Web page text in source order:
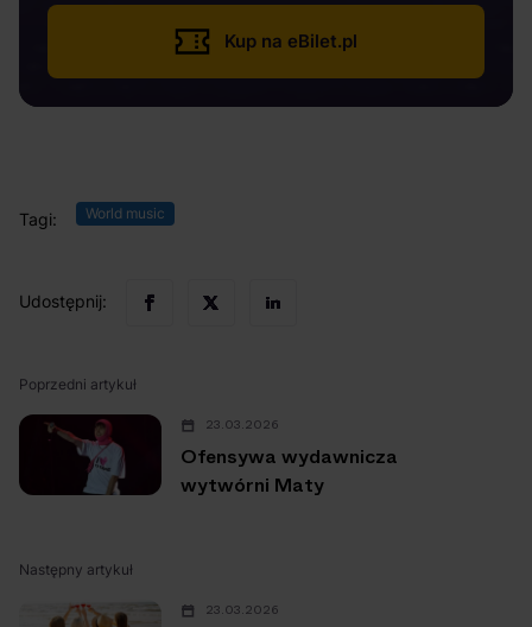
Kup na eBilet.pl
Tagi: World music
Udostępnij:
Poprzedni artykuł
23.03.2026
Ofensywa wydawnicza
wytwórni Maty
Następny artykuł
23.03.2026